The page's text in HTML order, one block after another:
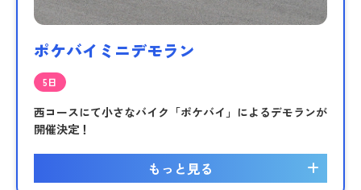
ポケバイミニデモラン
5日
西コースにて小さなバイク「ポケバイ」によるデモランが
開催決定！
もっと見る